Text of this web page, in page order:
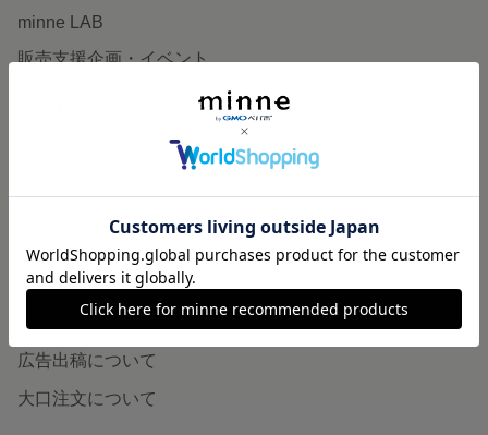
minne LAB
販売支援企画・イベント
minneとものづくりと
minneの本
企業の方へ
広告出稿について
大口注文について